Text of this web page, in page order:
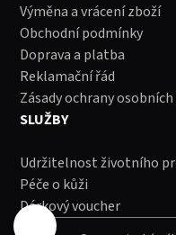
Výměna a vrácení zboží
Obchodní podmínky
Doprava a platba
Reklamační řád
Zásady ochrany
SLUŽBY
Udržitelnost životního
Péče o kůži
Dárkový voucher